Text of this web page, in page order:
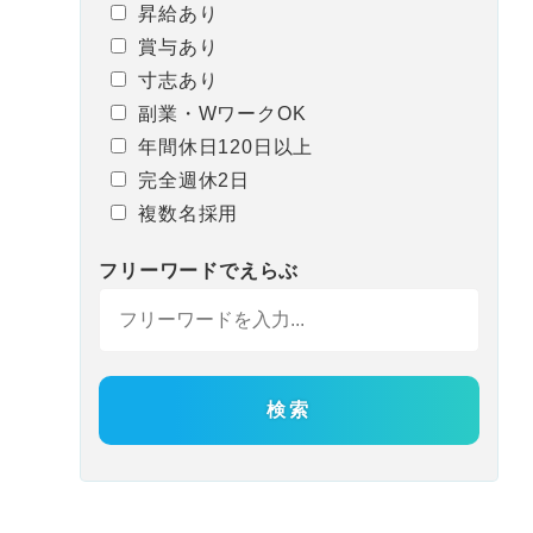
昇給あり
賞与あり
寸志あり
副業・WワークOK
年間休日120日以上
完全週休2日
複数名採用
フリーワードでえらぶ
検索